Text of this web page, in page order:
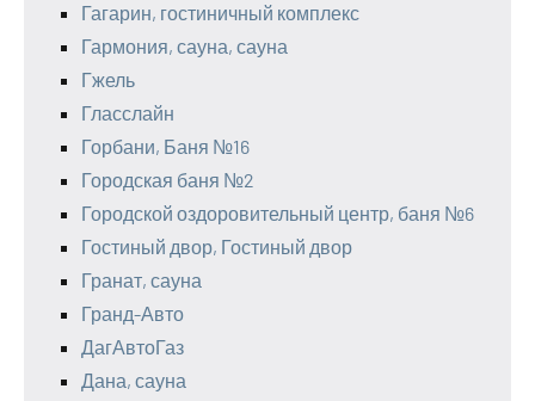
Гагарин, гостиничный комплекс
Гармония, сауна, сауна
Гжель
Гласслайн
Горбани, Баня №16
Городская баня №2
Городской оздоровительный центр, баня №6
Гостиный двор, Гостиный двор
Гранат, сауна
Гранд-Авто
ДагАвтоГаз
Дана, сауна